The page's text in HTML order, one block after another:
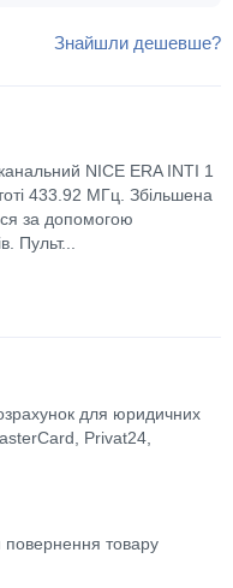
Знайшли дешевше?
NICE ERA INTI 1
433.92 МГц. Збільшена
за допомогою
Пульт...
для юридичних
Privat24,
повернення товару